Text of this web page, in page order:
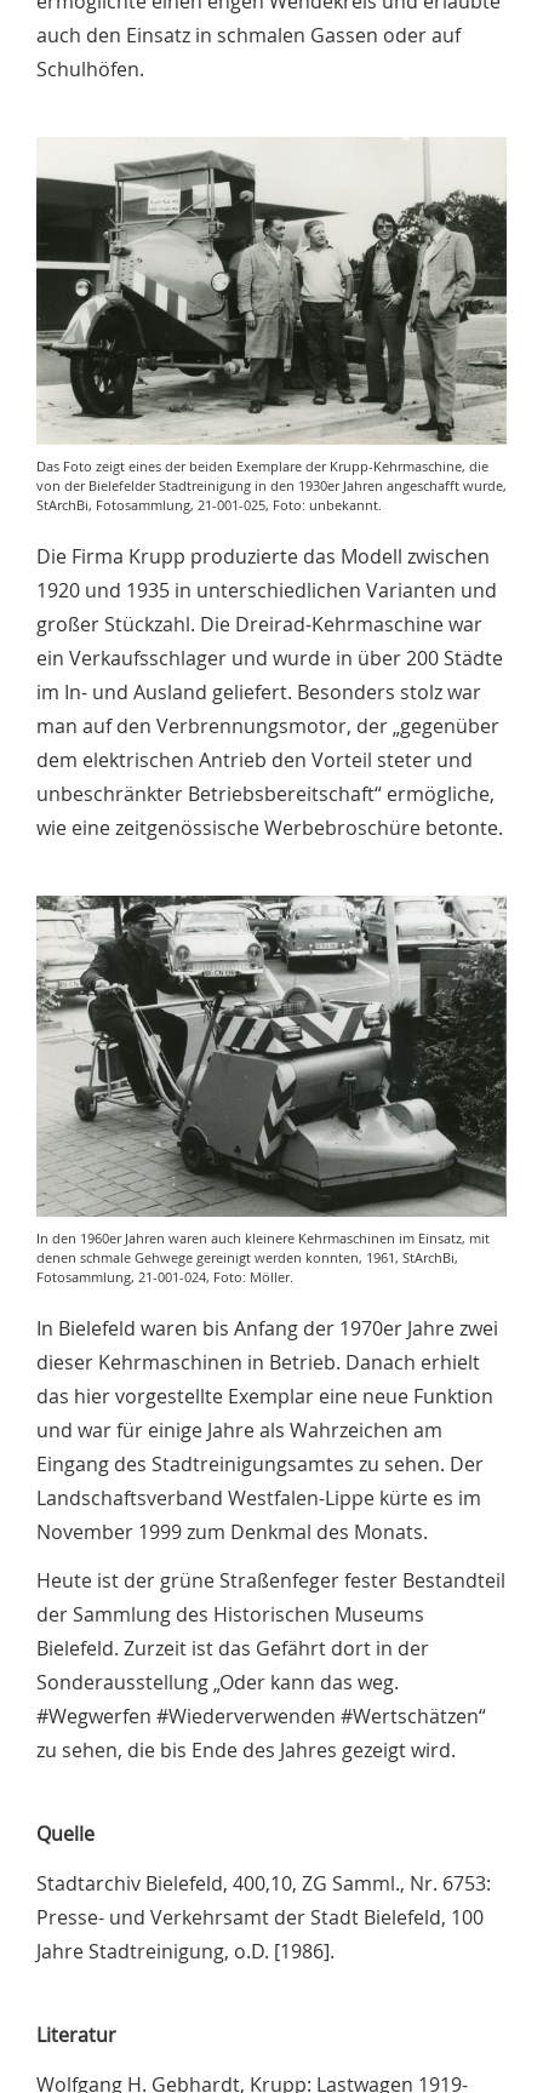
auch den Einsatz in schmalen Gassen oder auf
Schulhöfen.
Das Foto zeigt eines der beiden Exemplare der Krupp-Kehrmaschine, die
von der Bielefelder Stadtreinigung in den 1930er Jahren angeschafft wurde,
StArchBi, Fotosammlung, 21-001-025, Foto: unbekannt.
Die Firma Krupp produzierte das Modell zwischen
1920 und 1935 in unterschiedlichen Varianten und
großer Stückzahl. Die Dreirad-Kehrmaschine war
ein Verkaufsschlager und wurde in über 200 Städte
im In- und Ausland geliefert. Besonders stolz war
man auf den Verbrennungsmotor, der „gegenüber
dem elektrischen Antrieb den Vorteil steter und
unbeschränkter Betriebsbereitschaft“ ermögliche,
wie eine zeitgenössische Werbebroschüre betonte.
In den 1960er Jahren waren auch kleinere Kehrmaschinen im Einsatz, mit
denen schmale Gehwege gereinigt werden konnten, 1961, StArchBi,
Fotosammlung, 21-001-024, Foto: Möller.
In Bielefeld waren bis Anfang der 1970er Jahre zwei
dieser Kehrmaschinen in Betrieb. Danach erhielt
das hier vorgestellte Exemplar eine neue Funktion
und war für einige Jahre als Wahrzeichen am
Eingang des Stadtreinigungsamtes zu sehen. Der
Landschaftsverband Westfalen-Lippe kürte es im
November 1999 zum Denkmal des Monats.
Heute ist der grüne Straßenfeger fester Bestandteil
der Sammlung des Historischen Museums
Bielefeld. Zurzeit ist das Gefährt dort in der
Sonderausstellung „Oder kann das weg.
#Wegwerfen #Wiederverwenden #Wertschätzen“
zu sehen, die bis Ende des Jahres gezeigt wird.
Quelle
Stadtarchiv Bielefeld, 400,10, ZG Samml., Nr. 6753:
Presse- und Verkehrsamt der Stadt Bielefeld, 100
Jahre Stadtreinigung, o.D. [1986].
Literatur
Wolfgang H. Gebhardt, Krupp: Lastwagen 1919-